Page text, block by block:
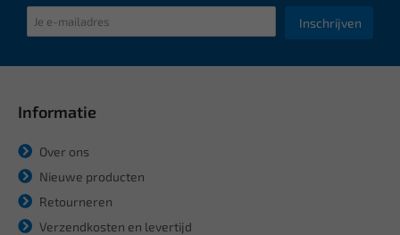
Inschrijven
Informatie
Over ons
Nieuwe producten
Retourneren
Verzendkosten en levertijd